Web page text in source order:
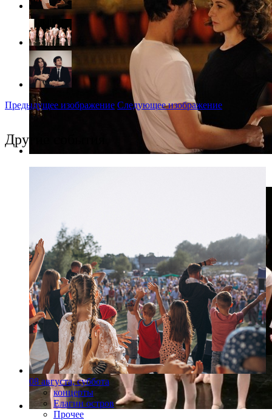
Предыдущее изображение Следующее изображение
Другие события
08 августа, суббота
концерты
Елагин остров
Прочее